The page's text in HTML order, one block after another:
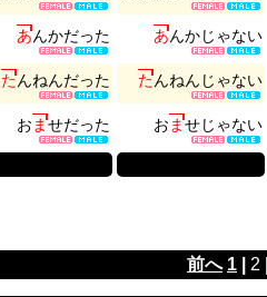
あんかだった あんかじ ゃない
たんねんだった たんねん じ ゃない
お ませだった お ませじ ゃない
前へ 1 2